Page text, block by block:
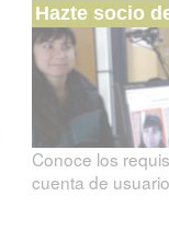
Hazte socio
Conoce los
cuenta de